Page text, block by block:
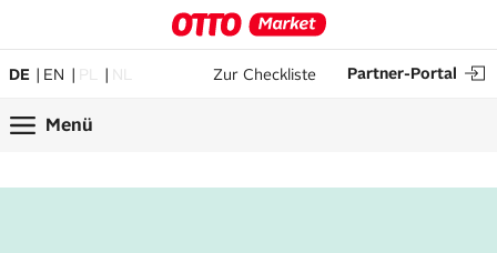
DE EN PL NL Zur Checkliste Partner-Portal
Menü